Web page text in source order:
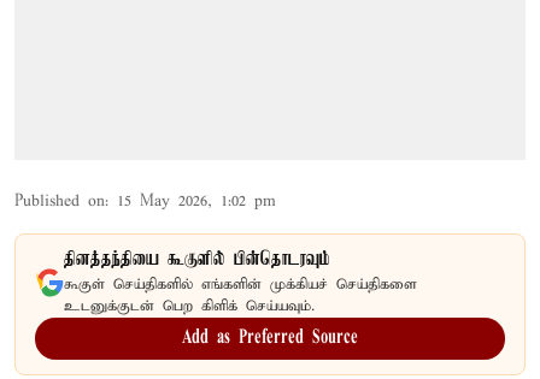
Published on: 15 May 2026, 1:02 pm
தினத்தந்தியை கூகுளில் பின்தொடரவும்
கூகுள் செய்திகளில் எங்களின் முக்கியச் செய்திகளை
உடனுக்குடன் பெற கிளிக் செய்யவும்.
Add as Preferred Source